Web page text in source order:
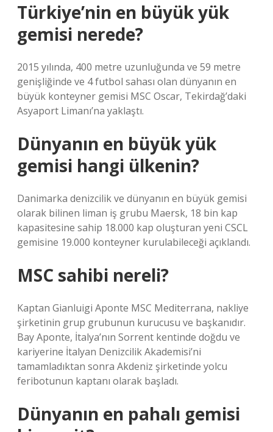
Türkiye’nin en büyük yük
gemisi nerede?
2015 yılında, 400 metre uzunluğunda ve 59 metre
genişliğinde ve 4 futbol sahası olan dünyanın en
büyük konteyner gemisi MSC Oscar, Tekirdağ’daki
Asyaport Limanı’na yaklaştı.
Dünyanın en büyük yük
gemisi hangi ülkenin?
Danimarka denizcilik ve dünyanın en büyük gemisi
olarak bilinen liman iş grubu Maersk, 18 bin kap
kapasitesine sahip 18.000 kap oluşturan yeni CSCL
gemisine 19.000 konteyner kurulabileceği açıklandı.
MSC sahibi nereli?
Kaptan Gianluigi Aponte MSC Mediterrana, nakliye
şirketinin grup grubunun kurucusu ve başkanıdır.
Bay Aponte, İtalya’nın Sorrent kentinde doğdu ve
kariyerine İtalyan Denizcilik Akademisi’ni
tamamladıktan sonra Akdeniz şirketinde yolcu
feribotunun kaptanı olarak başladı.
Dünyanın en pahalı gemisi